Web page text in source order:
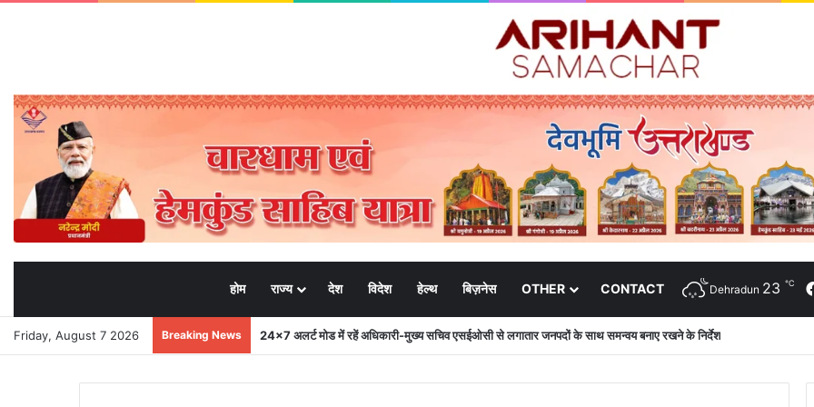
होम राज्य देश विदेश हेल्थ बिज़नेस OTHER CONTACT Dehradun 23 ℃
Friday, August 7 2026 Breaking News मुख्यमंत्री से महानिदेशक एनसीसी ने की शिष्टाचार भेंट